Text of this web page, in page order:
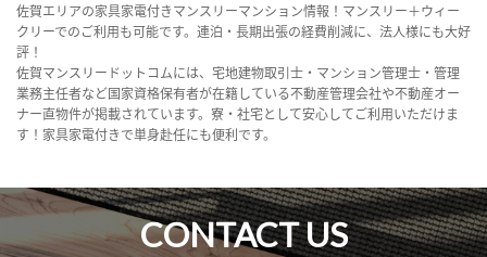
佐賀エリアの家具家電付きマンスリーマンション情報！マンスリー＋ウィー
クリーでのご利用も可能です。連泊・長期出張の経費削減に、法人様にも大好
評！
佐賀マンスリードットコムには、宅地建物取引士・マンション管理士・管理
業務主任者など国家資格保有者が在籍している不動産管理会社や不動産オー
ナー直物件が掲載されています。寮・社宅として安心してご利用いただけま
す！家具家電付きで単身赴任にも便利です。
CONTACT US